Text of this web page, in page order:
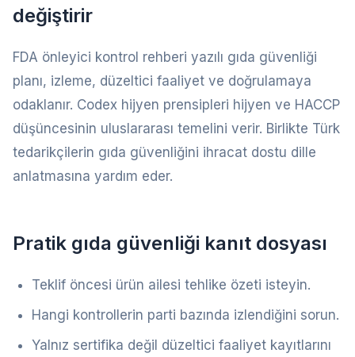
değiştirir
FDA önleyici kontrol rehberi yazılı gıda güvenliği
planı, izleme, düzeltici faaliyet ve doğrulamaya
odaklanır. Codex hijyen prensipleri hijyen ve HACCP
düşüncesinin uluslararası temelini verir. Birlikte Türk
tedarikçilerin gıda güvenliğini ihracat dostu dille
anlatmasına yardım eder.
Pratik gıda güvenliği kanıt dosyası
Teklif öncesi ürün ailesi tehlike özeti isteyin.
Hangi kontrollerin parti bazında izlendiğini sorun.
Yalnız sertifika değil düzeltici faaliyet kayıtlarını